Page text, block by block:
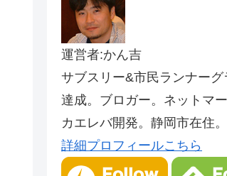
運営者:かん吉
サブスリー&市民ランナー
達成。ブロガー。ネットマー
カエレバ開発。静岡市在住。
詳細プロフィールこちら